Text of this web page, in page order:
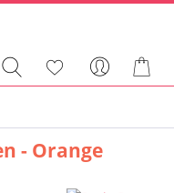
- Orange